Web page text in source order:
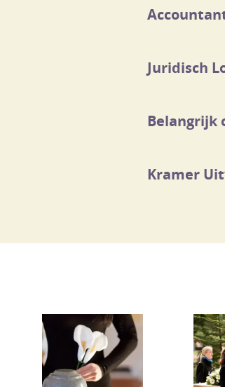
Juridisch
Belangrijk
Kramer